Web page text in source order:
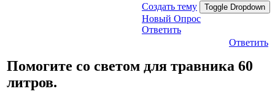
Создать тему Toggle Dropdown
Новый Опрос
Ответить
Ответить
Помогите со светом для травника 60
литров.